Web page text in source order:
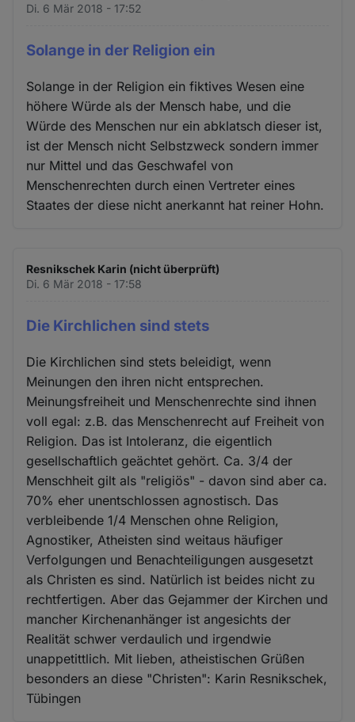
Di. 6 Mär 2018 - 17:52
Solange in der Religion ein
Solange in der Religion ein fiktives Wesen eine
höhere Würde als der Mensch habe, und die
Würde des Menschen nur ein abklatsch dieser ist,
ist der Mensch nicht Selbstzweck sondern immer
nur Mittel und das Geschwafel von
Menschenrechten durch einen Vertreter eines
Staates der diese nicht anerkannt hat reiner Hohn.
Resnikschek Karin (nicht überprüft)
Di. 6 Mär 2018 - 17:58
Die Kirchlichen sind stets
Die Kirchlichen sind stets beleidigt, wenn
Meinungen den ihren nicht entsprechen.
Meinungsfreiheit und Menschenrechte sind ihnen
voll egal: z.B. das Menschenrecht auf Freiheit von
Religion. Das ist Intoleranz, die eigentlich
gesellschaftlich geächtet gehört. Ca. 3/4 der
Menschheit gilt als "religiös" - davon sind aber ca.
70% eher unentschlossen agnostisch. Das
verbleibende 1/4 Menschen ohne Religion,
Agnostiker, Atheisten sind weitaus häufiger
Verfolgungen und Benachteiligungen ausgesetzt
als Christen es sind. Natürlich ist beides nicht zu
rechtfertigen. Aber das Gejammer der Kirchen und
mancher Kirchenanhänger ist angesichts der
Realität schwer verdaulich und irgendwie
unappetittlich. Mit lieben, atheistischen Grüßen
besonders an diese "Christen": Karin Resnikschek,
Tübingen